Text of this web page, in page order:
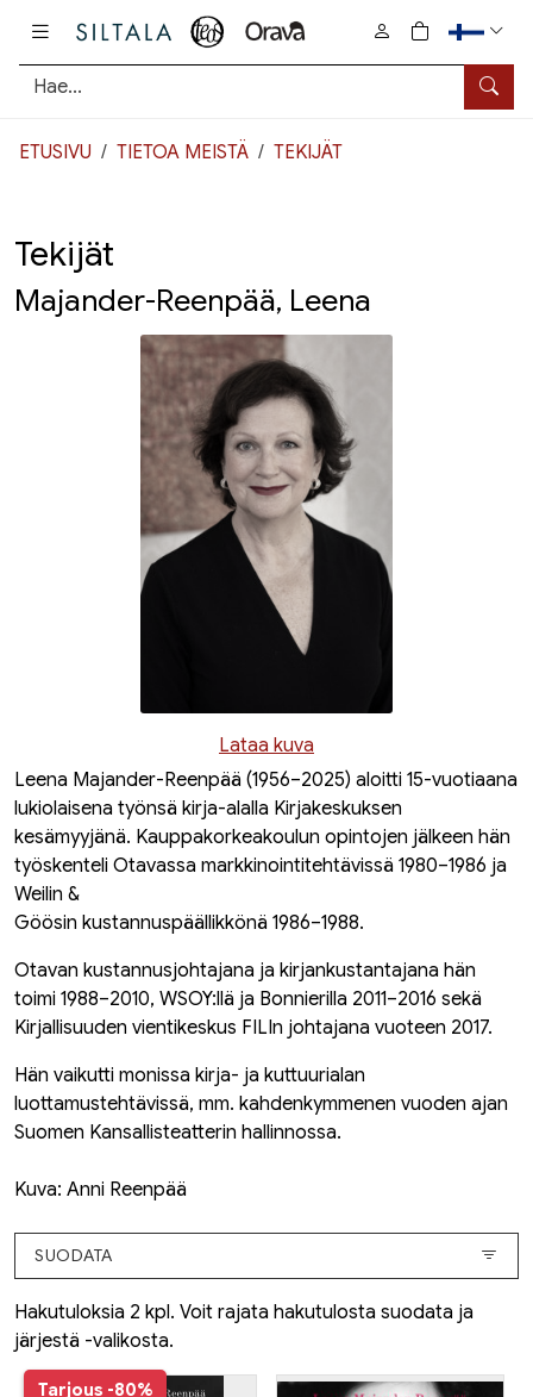
Hae
0
tuotetta
ETUSIVU TIETOA MEISTÄ TEKIJÄT
Tekijät
Majander-Reenpää, Leena
Lataa kuva
Leena Majander-Reenpää (1956–2025) aloitti 15-vuotiaana
lukiolaisena työnsä kirja-alalla Kirjakeskuksen
kesämyyjänä. Kauppakorkeakoulun opintojen jälkeen hän
työskenteli Otavassa markkinointitehtävissä 1980–1986 ja
Weilin &
Göösin kustannuspäällikkönä 1986–1988.
Otavan kustannusjohtajana ja kirjankustantajana hän
toimi 1988–2010, WSOY:llä ja Bonnierilla 2011–2016 sekä
Kirjallisuuden vientikeskus FILIn johtajana vuoteen 2017.
Hän vaikutti monissa kirja- ja kuttuurialan
luottamustehtävissä, mm. kahdenkymmenen vuoden ajan
Suomen Kansallisteatterin hallinnossa.
Kuva: Anni Reenpää
SUODATA
Hakutuloksia 2 kpl. Voit rajata hakutulosta suodata ja
järjestä -valikosta.
Tarjous -80%